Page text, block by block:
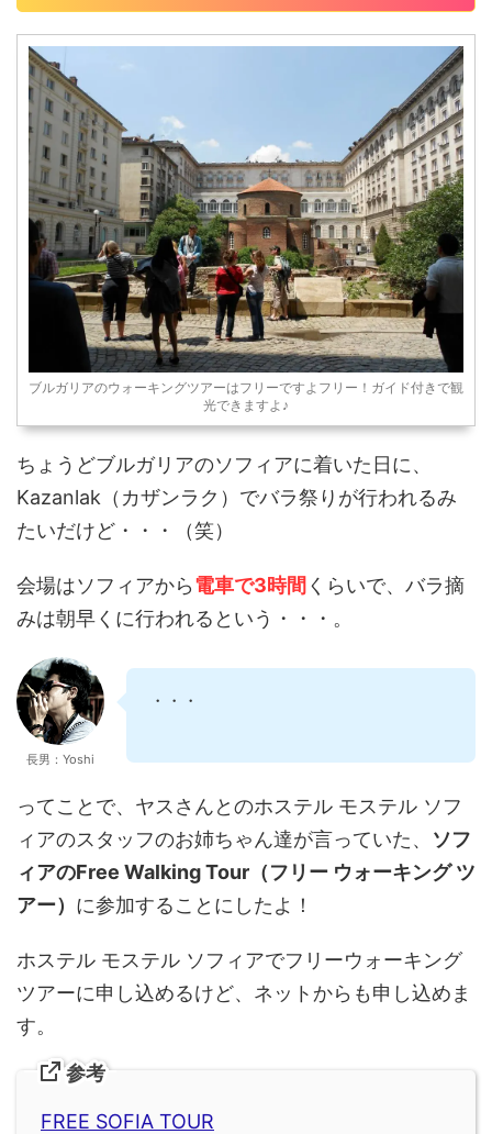
ブルガリアのウォーキングツアーはフリーですよフリー！ガイド付きで観
光できますよ♪
ちょうどブルガリアのソフィアに着いた日に、
Kazanlak（カザンラク）でバラ祭りが行われるみ
たいだけど・・・（笑）
会場はソフィアから電車で3時間 くらいで、バラ摘
みは朝早くに行われるという・・・。
長男：Yoshi
・・・
ってことで、ヤスさんとのホステル モステル ソフ
ィアのスタッフのお姉ちゃん達が言っていた、 ソフ
ィアのFree Walking Tour（フリー ウォーキング ツ
アー） に参加することにしたよ！
ホステル モステル ソフィアでフリーウォーキング
ツアーに申し込めるけど、ネットからも申し込めま
す。
参考
FREE SOFIA TOUR